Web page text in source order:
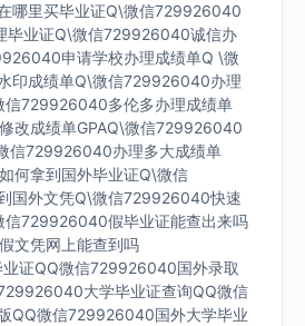
哪里买毕业证Q\微信729926040
毕业证Q\微信729926040诚信办
申请学校办理成绩单Q \微
印成绩单Q\微信729926040办理
信729926040多伦多办理成绩单
改成绩单GPAQ\微信729926040
信729926040办理多大成绩单
何拿到国外毕业证Q\微信
国外文凭Q\微信729926040快速
信729926040假毕业证能查出来吗
文凭网上能查到吗
证QQ微信729926040国外录取
大学毕业证查询QQ微信
QQ微信729926040国外大学毕业